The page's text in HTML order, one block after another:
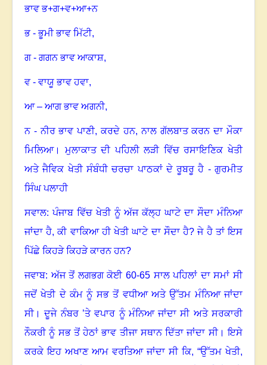
ਭਾਵ ਭ+ਗ+ਵ+ਆ+ਨ
ਭ - ਭੂਮੀ ਭਾਵ ਮਿੱਟੀ,
ਗ - ਗਗਨ ਭਾਵ ਆਕਾਸ਼,
ਵ - ਵਾਯੂ ਭਾਵ ਹਵਾ,
ਆ – ਆਗ ਭਾਵ ਅਗਨੀ,
ਨ - ਨੀਰ ਭਾਵ ਪਾਣੀ,ਕਰਦੇ ਹਨ,ਨਾਲ ਗੱਲਬਾਤ ਕਰਨ ਦਾ ਮੌਕਾ
ਮਿਲਿਆ। ਮੁਲਾਕਾਤ ਦੀ ਪਹਿਲੀ ਲੜੀ ਵਿੱਚ ਰਸਾਇਣਿਕ ਖੇਤੀ
ਅਤੇ ਜੈਵਿਕ ਖੇਤੀ ਸੰਬੰਧੀ ਚਰਚਾ ਪਾਠਕਾਂ ਦੇ ਰੂਬਰੂ ਹੈ - ਗੁਰਮੀਤ
ਸਿੰਘ ਪਲਾਹੀ
ਸਵਾਲ: ਪੰਜਾਬ ਵਿੱਚ ਖੇਤੀ ਨੂੰ ਅੱਜ ਕੱਲ੍ਹ ਘਾਟੇ ਦਾ ਸੌਦਾ ਮੰਨਿਆ
ਜਾਂਦਾ ਹੈ,ਕੀ ਵਾਕਿਆ ਹੀ ਖੇਤੀ ਘਾਟੇ ਦਾ ਸੌਦਾ ਹੈ? ਜੇ ਹੈ ਤਾਂ ਇਸ
ਪਿੱਛੇ ਕਿਹੜੇ ਕਿਹੜੇ ਕਾਰਨ ਹਨ?
ਜਵਾਬ: ਅੱਜ ਤੋਂ ਲਗਭਗ ਕੋਈ 60-65 ਸਾਲ ਪਹਿਲਾਂ ਦਾ ਸਮਾਂ ਸੀ
ਜਦੋਂ ਖੇਤੀ ਦੇ ਕੰਮ ਨੂੰ ਸਭ ਤੋਂ ਵਧੀਆ ਅਤੇ ਉੱਤਮ ਮੰਨਿਆ ਜਾਂਦਾ
ਸੀ।ਦੂਜੇ ਨੰਬਰ ’ਤੇ ਵਪਾਰ ਨੂੰ ਮੰਨਿਆ ਜਾਂਦਾ ਸੀ ਅਤੇ ਸਰਕਾਰੀ
ਨੌਕਰੀ ਨੂੰ ਸਭ ਤੋਂ ਹੇਠਾਂ ਭਾਵ ਤੀਜਾ ਸਥਾਨ ਦਿੱਤਾ ਜਾਂਦਾ ਸੀ।ਇਸੇ
ਕਰਕੇ ਇਹ ਅਖਾਣ ਆਮ ਵਰਤਿਆ ਜਾਂਦਾ ਸੀ ਕਿ, “ਉੱਤਮ ਖੇਤੀ,